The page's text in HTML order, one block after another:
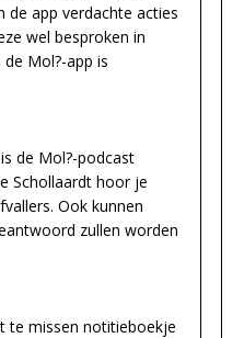
de app verdachte acties
wel besproken in
Mol?-app is
de Mol?-podcast
Schollaardt hoor je
Ook kunnen
zullen worden
te missen notitieboekje